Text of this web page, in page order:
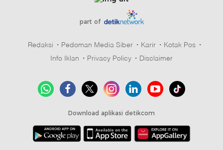
part of
Redaksi Pedoman Media Siber Karir
Kotak Pos
Info Iklan
Privacy Policy Disclaimer
Download aplikasi detikcom